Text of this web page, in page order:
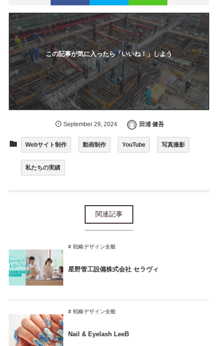
この記事が気に入ったら「いいね！」しよう
September 29 ,2024 田浦 健吾
Webサイト制作 動画制作 YouTube 写真撮影
私たちの実績
関連記事
戦略デザイン全般
星野管工設備株式会社 セラヴィ
戦略デザイン全般
Nail & Eyelash LeeB